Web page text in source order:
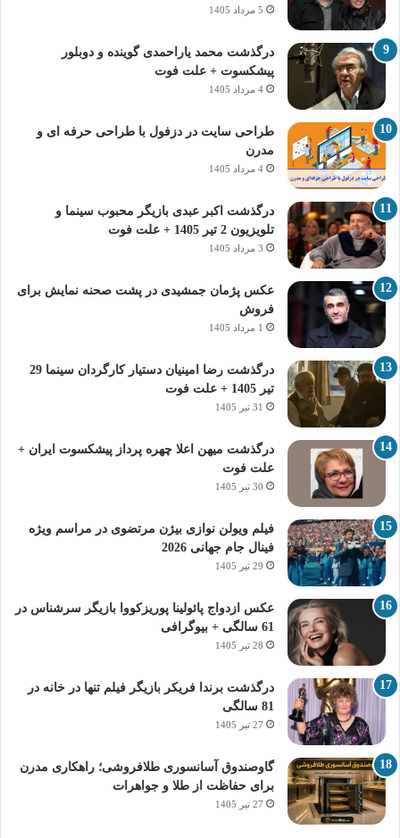
5 مرداد 1405
درگذشت محمد یاراحمدی گوینده و دوبلور
پیشکسوت + علت فوت
4 مرداد 1405
طراحی سایت در دزفول با طراحی حرفه‌ ای و
مدرن
4 مرداد 1405
درگذشت اکبر عبدی بازیگر محبوب سینما و
تلویزیون 2 تیر 1405 + علت فوت
3 مرداد 1405
عکس پژمان جمشیدی در پشت صحنه نمایش برای
فروش
1 مرداد 1405
درگذشت رضا امینیان دستیار کارگردان سینما 29
تیر 1405 + علت فوت
31 تیر 1405
درگذشت میهن اعلا چهره پرداز پیشکسوت ایران +
علت فوت
30 تیر 1405
فیلم ویولن نوازی بیژن مرتضوی در مراسم ویژه
فینال جام جهانی 2026
29 تیر 1405
عکس ازدواج پائولینا پوریزکووا بازیگر سرشناس در
61 سالگی + بیوگرافی
28 تیر 1405
درگذشت برندا فریکر بازیگر فیلم تنها در خانه در
81 سالگی
27 تیر 1405
گاوصندوق آسانسوری طلافروشی؛ راهکاری مدرن
برای حفاظت از طلا و جواهرات
27 تیر 1405